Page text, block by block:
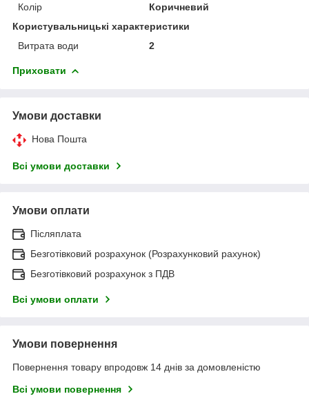
Колір
Коричневий
Користувальницькі характеристики
Витрата води
2
Приховати
Умови доставки
Нова Пошта
Всі умови доставки
Умови оплати
Післяплата
Безготівковий розрахунок (Розрахунковий рахунок)
Безготівковий розрахунок з ПДВ
Всі умови оплати
Умови повернення
Повернення товару впродовж 14 днів за домовленістю
Всі умови повернення